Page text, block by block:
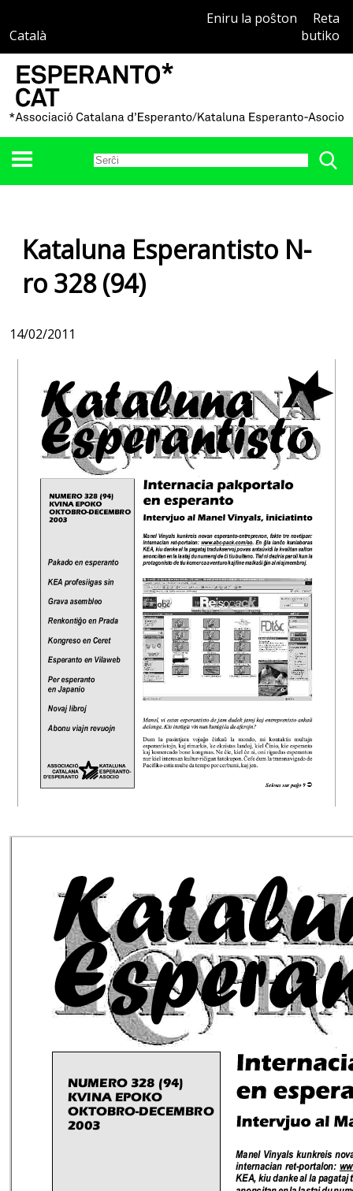
Català
Eniru la poŝton
Reta
butiko
Kataluna Esperantisto N-
ro 328 (94)
14/02/2011